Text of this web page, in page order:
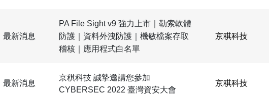
最新消息
PA File Sight v9 強力上市｜勒索軟體
防護｜資料外洩防護｜機敏檔案存取
稽核｜應用程式白名單
京稘科技
最新消息
京稘科技 誠摯邀請您參加
CYBERSEC 2022 臺灣資安大會
京稘科技